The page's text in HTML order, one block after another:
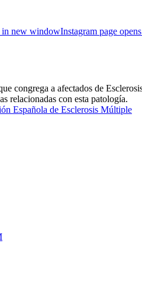
in new windowInstagram page
congrega a afectados de
relacionadas con esta patología.